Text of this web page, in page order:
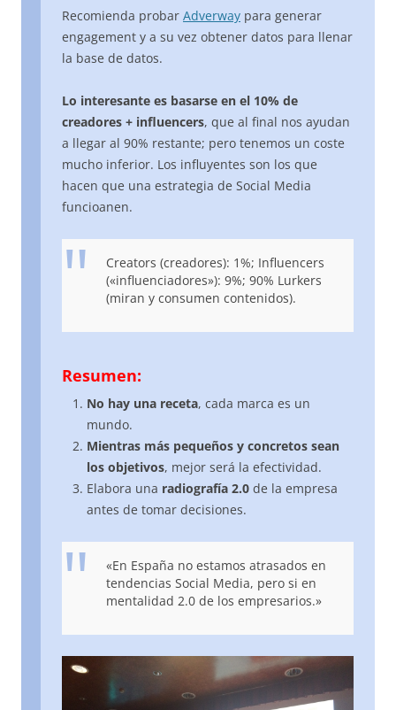
Recomienda probar Adverway para generar
engagement y a su vez obtener datos para llenar
la base de datos.
Lo interesante es basarse en el 10% de
creadores + influencers, que al final nos ayudan
a llegar al 90% restante; pero tenemos un coste
mucho inferior. Los influyentes son los que
hacen que una estrategia de Social Media
funcioanen.
Creators (creadores): 1%; Influencers
(«influenciadores»): 9%; 90% Lurkers
(miran y consumen contenidos).
Resumen:
No hay una receta, cada marca es un
mundo.
Mientras más pequeños y concretos sean
los objetivos, mejor será la efectividad.
Elabora una radiografía 2.0 de la empresa
antes de tomar decisiones.
«En España no estamos atrasados en
tendencias Social Media, pero si en
mentalidad 2.0 de los empresarios.»